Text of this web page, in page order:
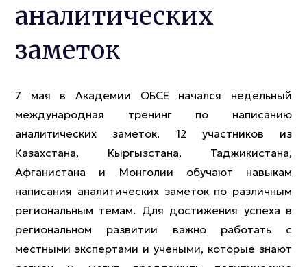
аналитических
заметок
7 мая в Академии ОБСЕ начался недельный
международная тренинг по написанию
аналитических заметок. 12 участников из
Казахстана, Кыргызстана, Таджикистана,
Афганистана и Монголии обучают навыкам
написания аналитических заметок по различным
региональным темам. Для достижения успеха в
региональном развитии важно работать с
местными экспертами и учеными, которые знают